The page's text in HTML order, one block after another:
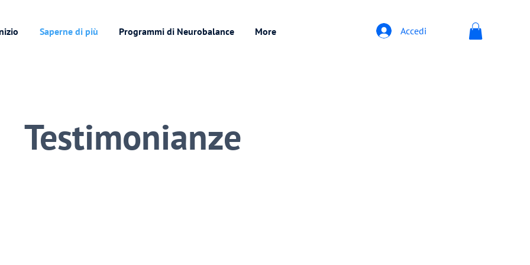
Saperne di più Programmi di Neurobalance More Accedi
Testimonianze